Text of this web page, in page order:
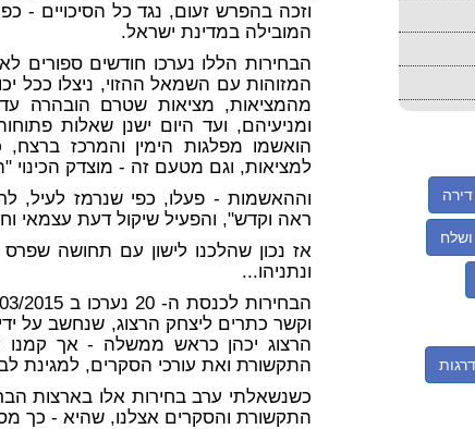
וזכה בהפרש זעום, נגד כל הסיכויים -
המובילה במדינת ישראל.
הבחירות הללו נערכו חודשים ספורים
המזוהות עם השמאל ההזוי, ניצלו ככל
מהמציאות, מציאות שטרם הובהרה עד
ומניעיהם, ועד היום ישנן שאלות
הואשמו מפלגות הימין והמרכז
למציאות, וגם מטעם זה - מוצדק הכינוי
וההאשמות - פעלו, כפי שנרמז לעיל,
ראה וקדש", והפעיל שיקול דעת עצמאי
אז נכון שהלכנו לישון עם תחושה
ונתניהו...
וקשר כתרים ליצחק הרצוג, שנחשב על
הרצוג יכהן כראש ממשלה - אך
התקשורת ואת עורכי הסקרים, למגינת
כשנשאלתי ערב בחירות אלו בארצות
התקשורת והסקרים אצלנו, שהיא - כך
דירה